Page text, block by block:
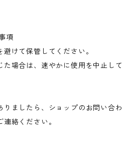
項
けて保管してください。
た場合は、速やかに使用を中止して
りましたら、ショップのお問い合わ
絡ください。